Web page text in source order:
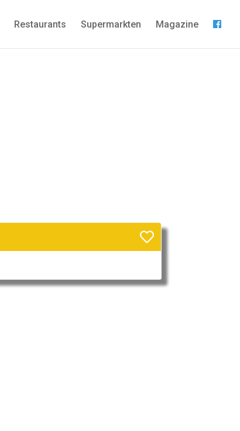
Restaurants Supermarkten Magazine